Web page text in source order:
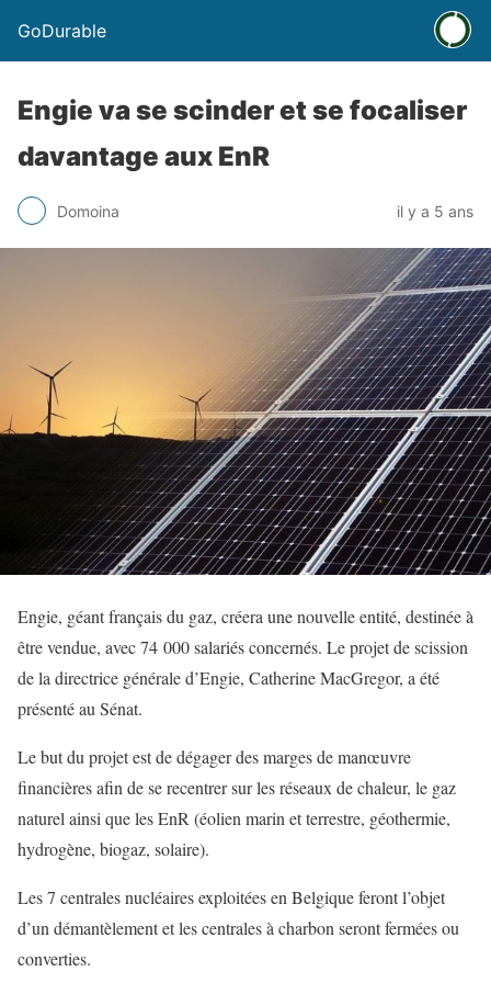
GoDurable
Engie va se scinder et se focaliser
davantage aux EnR
Domoina il y a 5 ans
Engie, géant français du gaz, créera une nouvelle entité, destinée à
être vendue, avec 74 000 salariés concernés. Le projet de scission
de la directrice générale d’Engie, Catherine MacGregor, a été
présenté au Sénat.
Le but du projet est de dégager des marges de manœuvre
financières afin de se recentrer sur les réseaux de chaleur, le gaz
naturel ainsi que les EnR (éolien marin et terrestre, géothermie,
hydrogène, biogaz, solaire).
Les 7 centrales nucléaires exploitées en Belgique feront l’objet
d’un démantèlement et les centrales à charbon seront fermées ou
converties.